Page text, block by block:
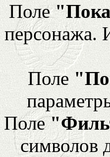
Поле
персонажа.
Поле
Поле
символов